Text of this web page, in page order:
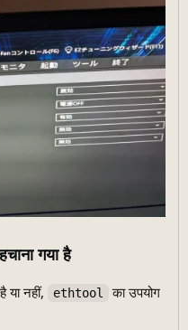
गया है
नहीं, ethtool
का उपयोग